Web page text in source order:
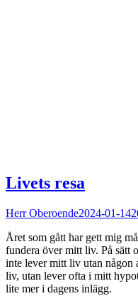
Livets resa
Herr Oberoende2024-01-14
Året som gått har gett mig
fundera över mitt liv. På sätt
inte lever mitt liv utan någon
liv, utan lever ofta i mitt
lite mer i dagens inlägg.